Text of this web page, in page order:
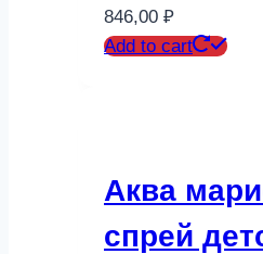
846,00 ₽
Add to cart
Аква
спрей